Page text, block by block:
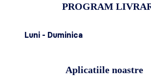
PROGRAM
Luni - Duminica
Aplicatiile noastre